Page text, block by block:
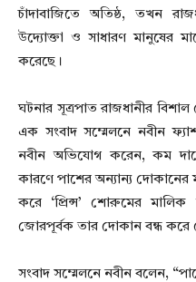
চাঁদাবাজিতে অতিষ্ঠ, তখন
উদ্যোক্তা ও সাধারণ মানুষের
করেছে।
ঘটনার সূত্রপাত রাজধানীর বিশাল
এক সংবাদ সম্মেলনে নবীন
নবীন অভিযোগ করেন, কম দামে
কারণে পাশের অন্যান্য দোকানের
করে ‘প্রিন্স’ শোরুমের
জোরপূর্বক তার দোকান বন্ধ করে
সংবাদ সম্মেলনে নবীন বলেন,